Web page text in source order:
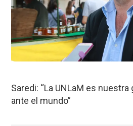
Saredi: “La UNLaM es
ante el mundo”